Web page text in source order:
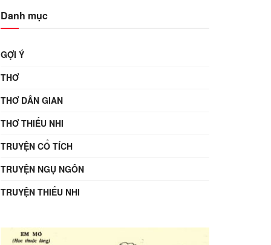
Danh mục
GỢI Ý
THƠ
THƠ DÂN GIAN
THƠ THIẾU NHI
TRUYỆN CỔ TÍCH
TRUYỆN NGỤ NGÔN
TRUYỆN THIẾU NHI